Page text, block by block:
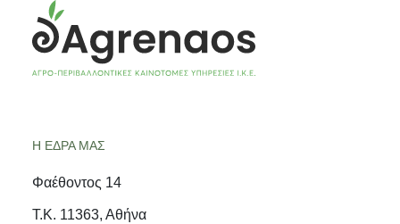
Η ΕΔΡΑ ΜΑΣ
Φαέθοντος 14
Τ.Κ. 11363, Αθήνα